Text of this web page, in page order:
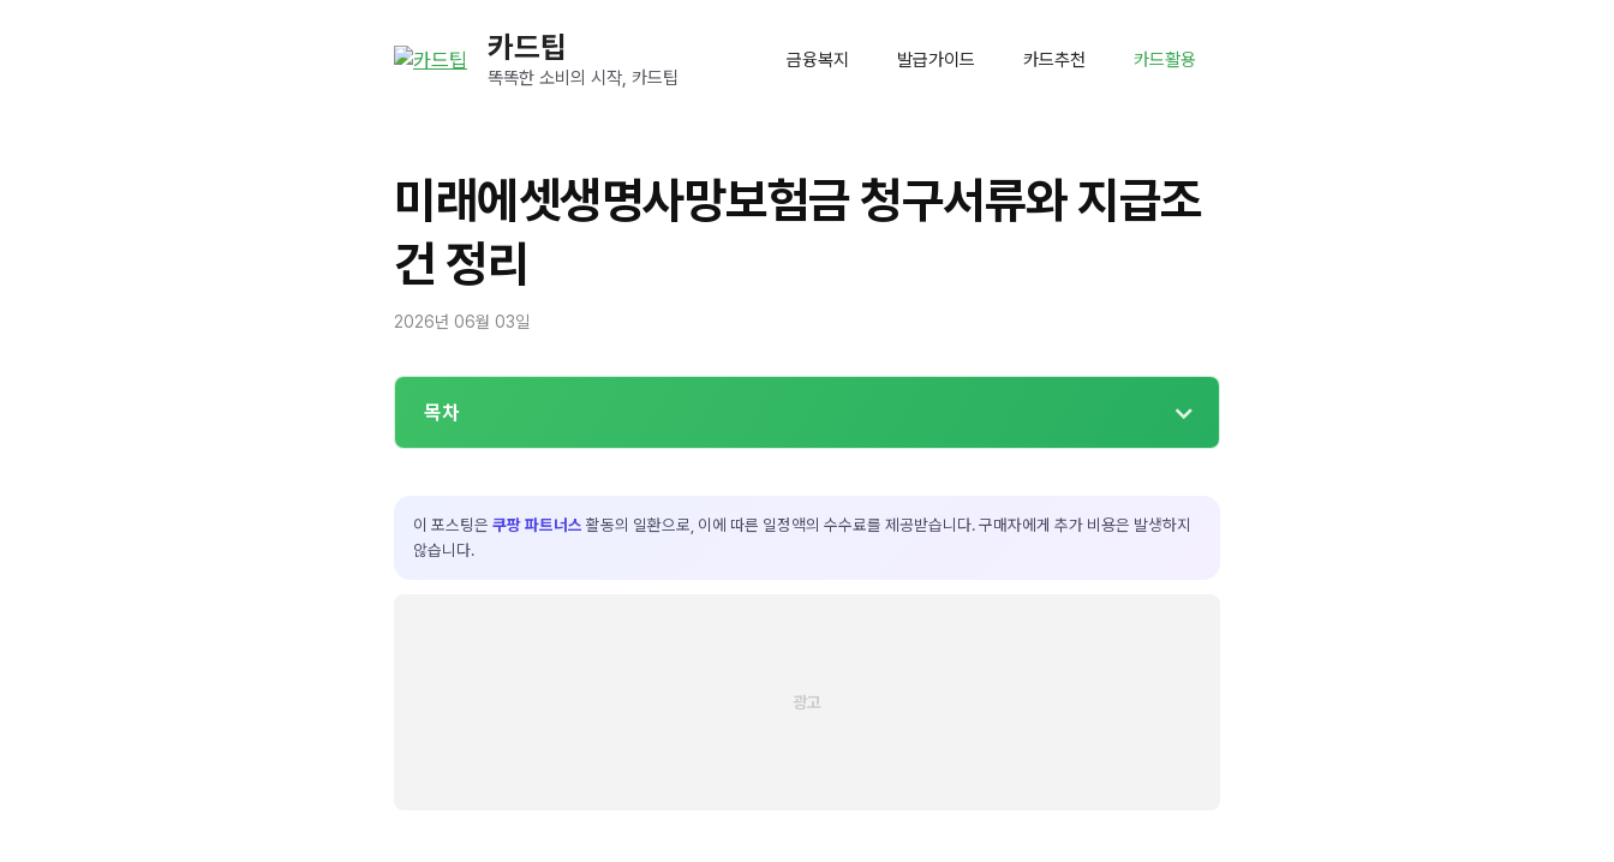
카드팁
똑똑한 소비의 시작, 카드팁
금융복지 발급가이드 카드추천 카드활용
미래에셋생명사망보험금 청구서류와 지급조
건 정리
2026년 06월 03일
목차
이 포스팅은 쿠팡 파트너스 활동의 일환으로, 이에 따른 일정액의 수수료를 제공받습니다. 구매자에게 추가 비용은 발생하지
않습니다.